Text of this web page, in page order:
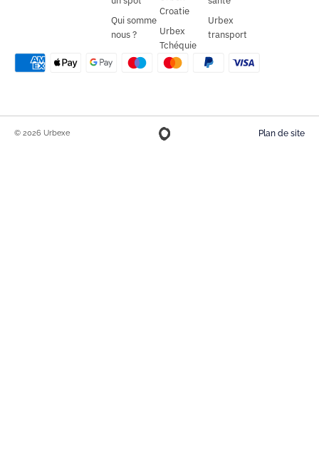
Qui somme
nous ?
Croatie
Urbex
Tchéquie
Urbex
transport
© 2026 Urbexe Plan de site